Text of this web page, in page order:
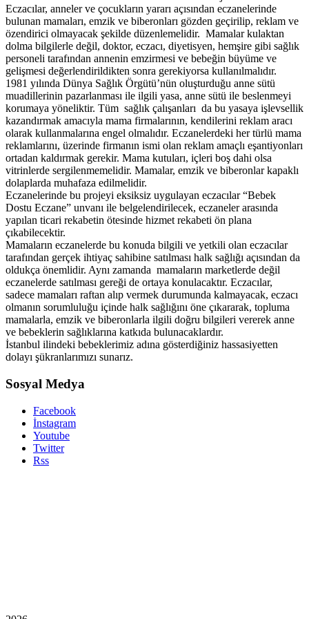
Eczacılar, anneler ve çocukların yararı açısından eczanelerinde
bulunan mamaları, emzik ve biberonları gözden geçirilip, reklam ve
özendirici olmayacak şekilde düzenlemelidir. Mamalar kulaktan
dolma bilgilerle değil, doktor, eczacı, diyetisyen, hemşire gibi sağlık
personeli tarafından annenin emzirmesi ve bebeğin büyüme ve
gelişmesi değerlendirildikten sonra gerekiyorsa kullanılmalıdır.
1981 yılında Dünya Sağlık Örgütü’nün oluşturduğu anne sütü
muadillerinin pazarlanması ile ilgili yasa, anne sütü ile beslenmeyi
korumaya yöneliktir. Tüm sağlık çalışanları da bu yasaya işlevsellik
kazandırmak amacıyla mama firmalarının, kendilerini reklam aracı
olarak kullanmalarına engel olmalıdır. Eczanelerdeki her türlü mama
reklamlarını, üzerinde firmanın ismi olan reklam amaçlı eşantiyonları
ortadan kaldırmak gerekir. Mama kutuları, içleri boş dahi olsa
vitrinlerde sergilenmemelidir. Mamalar, emzik ve biberonlar kapaklı
dolaplarda muhafaza edilmelidir.
Eczanelerinde bu projeyi eksiksiz uygulayan eczacılar “Bebek
Dostu Eczane” unvanı ile belgelendirilecek, eczaneler arasında
yapılan ticari rekabetin ötesinde hizmet rekabeti ön plana
çıkabilecektir.
Mamaların eczanelerde bu konuda bilgili ve yetkili olan eczacılar
tarafından gerçek ihtiyaç sahibine satılması halk sağlığı açısından da
oldukça önemlidir. Aynı zamanda mamaların marketlerde değil
eczanelerde satılması gereği de ortaya konulacaktır. Eczacılar,
sadece mamaları raftan alıp vermek durumunda kalmayacak, eczacı
olmanın sorumluluğu içinde halk sağlığını öne çıkararak, topluma
mamalarla, emzik ve biberonlarla ilgili doğru bilgileri vererek anne
ve bebeklerin sağlıklarına katkıda bulunacaklardır.
İstanbul ilindeki bebeklerimiz adına gösterdiğiniz hassasiyetten
dolayı şükranlarımızı sunarız.
Sosyal Medya
Facebook
İnstagram
Youtube
Twitter
Rss